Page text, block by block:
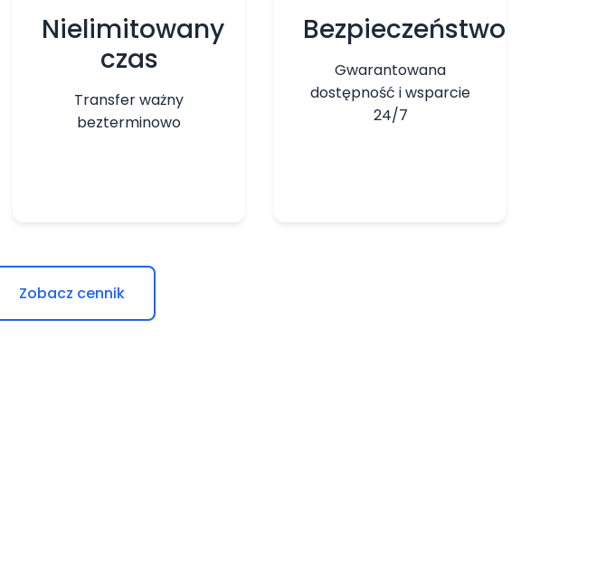
Nielimitowany
czas
Transfer ważny
bezterminowo
Bezpieczeństwo
Gwarantowana
dostępność i wsparcie
24/7
Zobacz cennik